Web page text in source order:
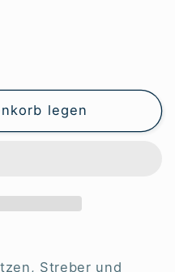
legen
Streber und